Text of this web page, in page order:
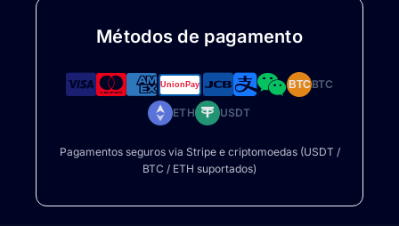
Métodos de pagamento
BTCBTC
ETH USDT
Pagamentos seguros via Stripe e criptomoedas (USDT /
BTC / ETH suportados)